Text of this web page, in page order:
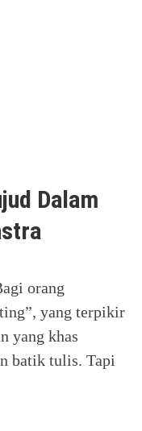
Dalam
orang
yang terpikir
yang khas
batik tulis. Tapi